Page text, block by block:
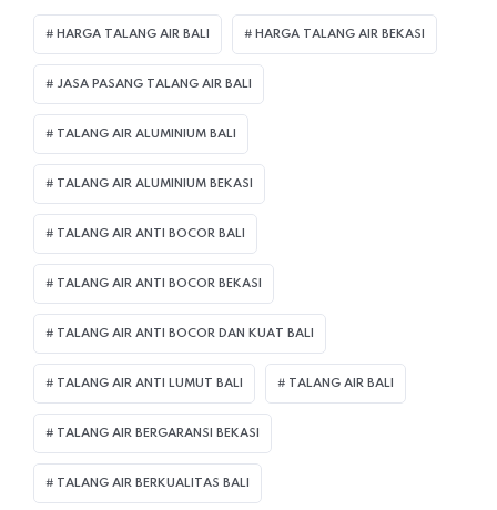
HARGA TALANG AIR BALI HARGA TALANG AIR BEKASI
JASA PASANG TALANG AIR BALI
TALANG AIR ALUMINIUM BALI
TALANG AIR ALUMINIUM BEKASI
TALANG AIR ANTI BOCOR BALI
TALANG AIR ANTI BOCOR BEKASI
TALANG AIR ANTI BOCOR DAN KUAT BALI
TALANG AIR ANTI LUMUT BALI TALANG AIR BALI
TALANG AIR BERGARANSI BEKASI
TALANG AIR BERKUALITAS BALI